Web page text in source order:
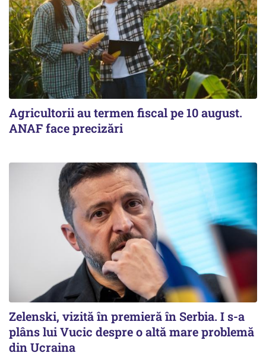
Agricultorii au termen fiscal pe 10 august.
ANAF face precizări
Zelenski, vizită în premieră în Serbia. I s-a
plâns lui Vucic despre o altă mare problemă
din Ucraina